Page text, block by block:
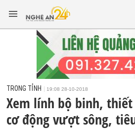
TRONG TỈNH 19:08 28-10-2018
Xem lính bộ binh,
cơ động vượt sông,